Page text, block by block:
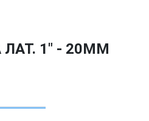
1" - 20ММ